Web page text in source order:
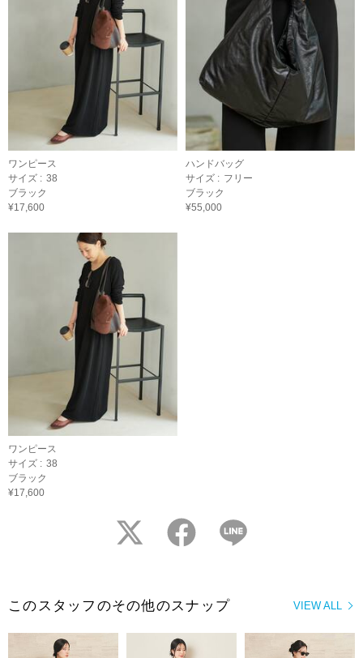
ワンピース
サイズ : 38
ブラック
¥17,600
ハンドバッグ
サイズ : フリー
ブラック
¥55,000
ワンピース
サイズ : 38
ブラック
¥17,600
twitter facebook
VIEW ALL
このスタッフのその他のスナップ